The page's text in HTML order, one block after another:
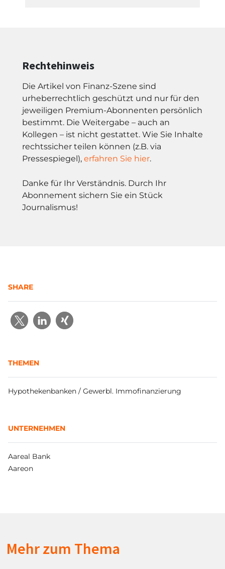
Rechtehinweis
Die Artikel von Finanz-Szene sind
urheberrechtlich geschützt und nur für den
jeweiligen Premium-Abonnenten persönlich
bestimmt. Die Weitergabe – auch an
Kollegen – ist nicht gestattet. Wie Sie Inhalte
rechtssicher teilen können (z.B. via
Pressespiegel), erfahren Sie hier.
Danke für Ihr Verständnis. Durch Ihr
Abonnement sichern Sie ein Stück
Journalismus!
SHARE
THEMEN
Hypothekenbanken / Gewerbl. Immofinanzierung
UNTERNEHMEN
Aareal Bank
Aareon
Mehr zum Thema